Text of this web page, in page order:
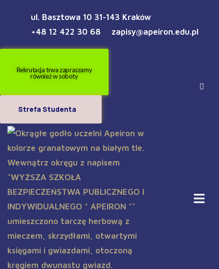
ul. Basztowa 10 31-143 Kraków
+48 12 422 30 68
zapisy@apeiron.edu.pl
Rekrutacja trwa zapraszamy
również w soboty
Strefa Studenta